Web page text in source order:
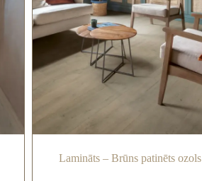
Lamināts – Brūns patinēts ozols